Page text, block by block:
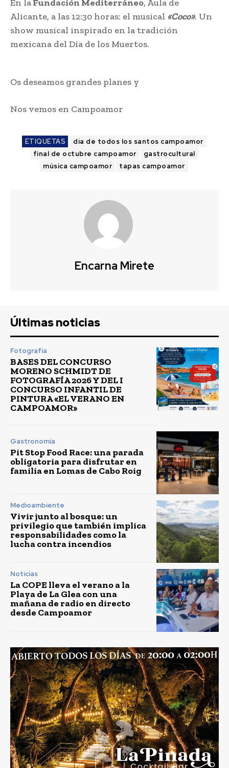
En laFundación Mediterráneo, Aula de
Alicante, a las 12:30 horas: el musical «Coco». Un
show musical inspirado en la tradición
mexicana del Día de los Muertos.
Os deseamos grandes planes y
Nos vemos en Campoamor
ETIQUETAS
dia de todos los santos campoamor
final de octubre campoamor
gastrocultural
música campoamor
tapas campoamor
Encarna Mirete
Últimas noticias
Fotografía
BASES DEL CONCURSO
MORENO SCHMIDT DE
FOTOGRAFÍA 2026 Y DEL I
CONCURSO INFANTIL DE
PINTURA «EL VERANO EN
CAMPOAMOR»
Gastronomía
Pit Stop Food Race: una parada
obligatoria para disfrutar en
familia en Lomas de Cabo Roig
Medioambiente
Vivir junto al bosque: un
privilegio que también implica
responsabilidades como la
lucha contra incendios
Noticias
La COPE lleva el verano a la
Playa de La Glea con una
mañana de radio en directo
desde Campoamor